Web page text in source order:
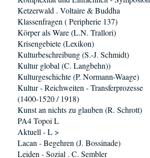
Ketzerwald . Voltaire & Buddha
Klassenfragen ( Peripherie 137)
Körper als Ware (L.N. Trallori)
Krisengebiete (Lexikon)
Kulturbeschreibung (S.-J. Schmidt)
Kultur global (C. Langbehn))
Kulturgeschichte (P. Normann-Waage)
Kultur - Reichweiten - Transferprozesse
(1400-1520 / 1918)
Kunst an nichts zu glauben (R. Schrott)
PA4 Topoi L
Aktuell - L >
Lacan - Begehren (J. Bossinade)
Leiden - Sozial . C. Sembler